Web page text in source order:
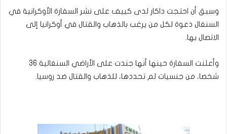
وسبق أن احتجت داكار لدى كييف على نشر السفارة الأوكرانية في
السنغال دعوة لكل من يرغب بالذهاب والقتال في أوكرانيا إلى
الاتصال بها.
وأعلنت السفارة حينها أنها جندت على الأراضي السنغالية 36
شخصا، من جنسيات لم تحددها، للذهاب والقتال ضد روسيا.